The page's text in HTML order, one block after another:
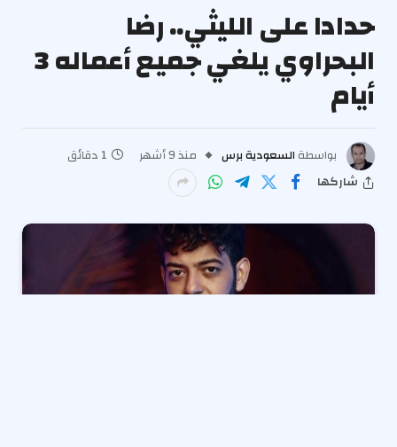
حدادا على الليثي.. رضا
البحراوي يلغي جميع أعماله 3
أيام
بواسطة السعودية برس منذ 9 أشهر
1 دقائق
شاركها